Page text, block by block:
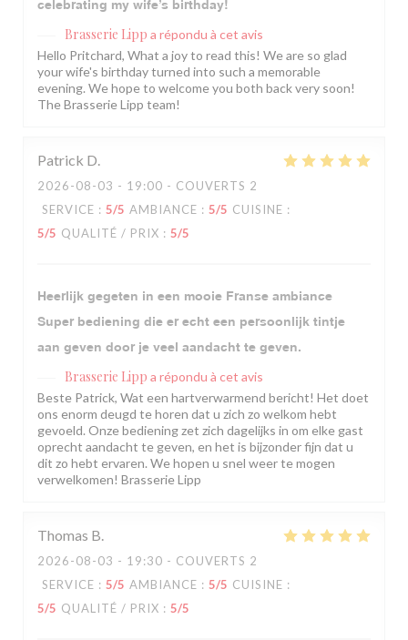
celebrating my wife’s birthday!
Brasserie Lipp a répondu à cet avis
Hello Pritchard, What a joy to read this! We are so glad
your wife's birthday turned into such a memorable
evening. We hope to welcome you both back very soon!
The Brasserie Lipp team!
Patrick D
2026-08-03 - 19:00 - COUVERTS 2
SERVICE : 5/5 AMBIANCE : 5/5 CUISINE :
5/5 QUALITÉ / PRIX : 5/5
Heerlijk gegeten in een mooie Franse ambiance
Super bediening die er echt een persoonlijk tintje
aan geven door je veel aandacht te geven.
Brasserie Lipp a répondu à cet avis
Beste Patrick, Wat een hartverwarmend bericht! Het doet
ons enorm deugd te horen dat u zich zo welkom hebt
gevoeld. Onze bediening zet zich dagelijks in om elke gast
oprecht aandacht te geven, en het is bijzonder fijn dat u
dit zo hebt ervaren. We hopen u snel weer te mogen
verwelkomen! Brasserie Lipp
Thomas B
2026-08-03 - 19:30 - COUVERTS 2
SERVICE : 5/5 AMBIANCE : 5/5 CUISINE :
5/5 QUALITÉ / PRIX : 5/5